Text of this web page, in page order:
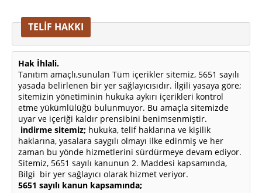
TELİF HAKKI
Hak İhlali.
Tanıtım amaçlı,sunulan Tüm içerikler sitemiz, 5651 sayılı
yasada belirlenen bir yer sağlayıcısıdır. İlgili yasaya göre;
sitemizin yönetiminin hukuka aykırı içerikleri kontrol
etme yükümlülüğü bulunmuyor. Bu amaçla sitemizde
uyar ve içeriği kaldır prensibini benimsenmiştir.
indirme sitemiz; hukuka, telif haklarına ve kişilik
haklarına, yasalara saygılı olmayı ilke edinmiş ve her
zaman bu yönde hizmetlerini sürdürmeye devam ediyor.
Sitemiz, 5651 sayılı kanunun 2. Maddesi kapsamında,
Bilgi bir yer sağlayıcı olarak hizmet veriyor.
5651 sayılı kanun kapsamında;